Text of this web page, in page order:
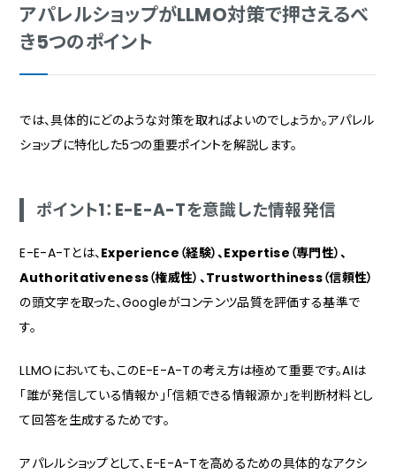
アパレルショップがLLMO対策で押さえるべ
き5つのポイント
では、具体的にどのような対策を取ればよいのでしょうか。アパレル
ショップに特化した5つの重要ポイントを解説します。
ポイント1：E-E-A-Tを意識した情報発信
E-E-A-Tとは、Experience（経験）、Expertise（専門性）、
Authoritativeness（権威性）、Trustworthiness（信頼性）
の頭文字を取った、Googleがコンテンツ品質を評価する基準で
す。
LLMOにおいても、このE-E-A-Tの考え方は極めて重要です。AIは
「誰が発信している情報か」「信頼できる情報源か」を判断材料とし
て回答を生成するためです。
アパレルショップとして、E-E-A-Tを高めるための具体的なアクシ